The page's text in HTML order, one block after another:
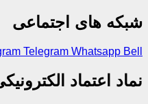
شبکه های اجتماعی
Telegram Whatsapp Bell
نماد اعتماد